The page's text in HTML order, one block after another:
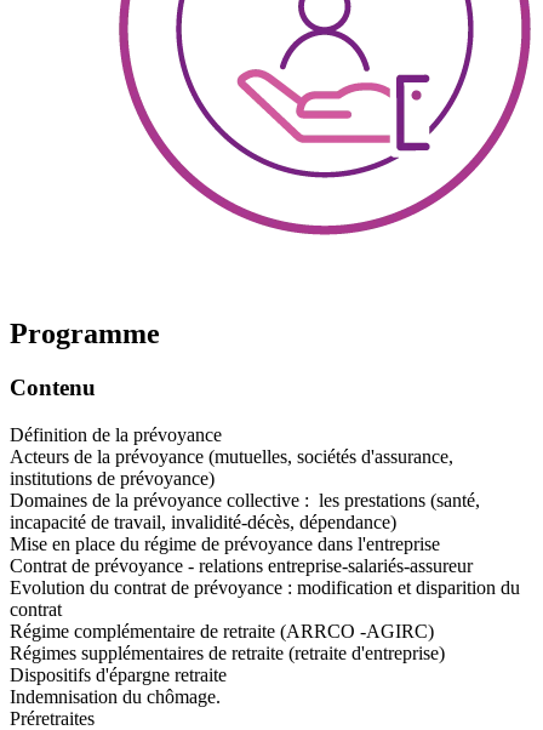
Programme
Contenu
Définition de la prévoyance
Acteurs de la prévoyance (mutuelles, sociétés d'assurance,
institutions de prévoyance)
Domaines de la prévoyance collective : les prestations (santé,
incapacité de travail, invalidité-décès, dépendance)
Mise en place du régime de prévoyance dans l'entreprise
Contrat de prévoyance - relations entreprise-salariés-assureur
Evolution du contrat de prévoyance : modification et disparition du
contrat
Régime complémentaire de retraite (ARRCO -AGIRC)
Régimes supplémentaires de retraite (retraite d'entreprise)
Dispositifs d'épargne retraite
Indemnisation du chômage.
Préretraites